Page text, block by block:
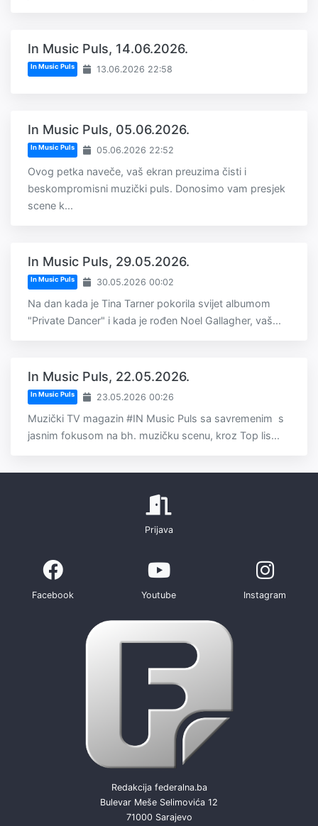
In Music Puls, 14.06.2026.
In Music Puls 13.06.2026 22:58
In Music Puls, 05.06.2026.
In Music Puls 05.06.2026 22:52
Ovog petka naveče, vaš ekran preuzima čisti i
beskompromisni muzički puls. Donosimo vam presjek
scene k...
In Music Puls, 29.05.2026.
In Music Puls 30.05.2026 00:02
Na dan kada je Tina Tarner pokorila svijet albumom
"Private Dancer" i kada je rođen Noel Gallagher, vaš...
In Music Puls, 22.05.2026.
In Music Puls 23.05.2026 00:26
Muzički TV magazin #IN Music Puls sa savremenim s
jasnim fokusom na bh. muzičku scenu, kroz Top lis...
Prijava
Facebook Youtube Instagram
Redakcija federalna.ba
Bulevar Meše Selimovića 12
71000 Sarajevo